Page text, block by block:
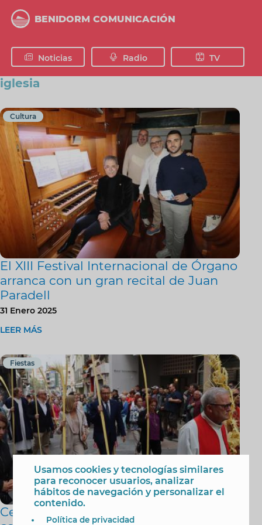
contenido
BENIDORM COMUNICACIÓN
Noticias Radio TV
iglesia
Cultura
El XIII Festival Internacional de Órgano
arranca con un gran recital de Juan
Paradell
31 Enero 2025
LEER MÁS
Fiestas
Centenares de vecinos y turistas
Usamos cookies y tecnologías similares
para reconocer usuarios, analizar
hábitos de navegación y personalizar el
contenido.
Política de privacidad